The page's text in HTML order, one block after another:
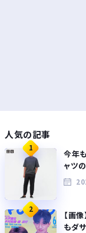
人気の記事
1
今年
ャツ
2
【画
もダ